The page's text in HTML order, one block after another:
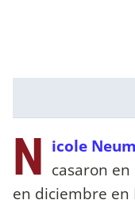
N icole
casaron
en diciembre en